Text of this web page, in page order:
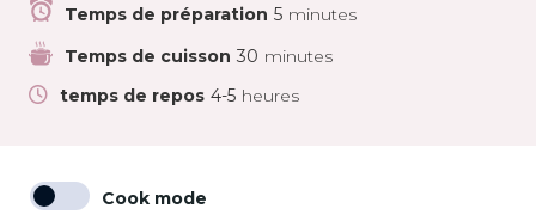
Temps de préparation 5 minutes
Temps de cuisson 30 minutes
temps de repos 4-5 heures
Cook mode